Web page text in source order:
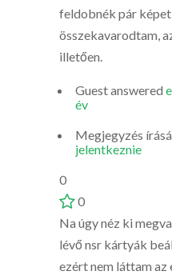
feldobnék pár
összekavarodtam,
illetően.
Guestanswered
év
Megjegyzés
jelentkeznie
0
0
Na úgy néz ki
lévő nsr kártyák
ezért nem láttam az